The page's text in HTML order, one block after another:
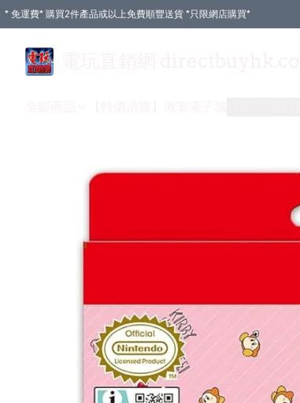
* 免運費* 購買2件產品或以上免費順豐送貨 *只限網店購買*